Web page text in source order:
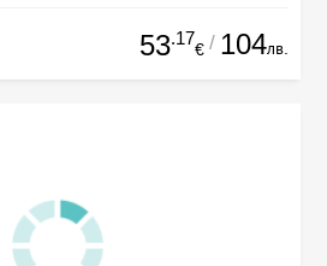
53.17
€ / 104лв.